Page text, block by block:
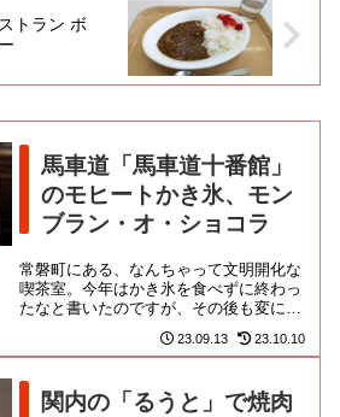
トラン ボ
馬車道「馬車道十番館」
のモヒートかき氷、モン
ブラン・オ・ショコラ
常磐町にある、なんちゃって文明開化な
喫茶室。今年はかき氷を食べずに終わっ
たなと書いたのですが、その後も変に頭
つけることにしたのです。週末...
23.09.13 23.10.10
関内の「るうと」で焼肉